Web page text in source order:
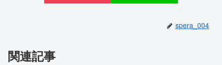
spera_004
関連記事